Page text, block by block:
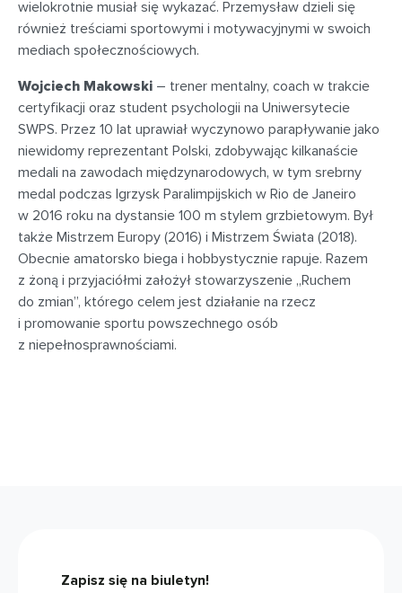
wielokrotnie musiał się wykazać. Przemysław dzieli się
również treściami sportowymi i motywacyjnymi w swoich
mediach społecznościowych.
Wojciech Makowski – trener mentalny, coach w trakcie
certyfikacji oraz student psychologii na Uniwersytecie
SWPS. Przez 10 lat uprawiał wyczynowo parapływanie jako
niewidomy reprezentant Polski, zdobywając kilkanaście
medali na zawodach międzynarodowych, w tym srebrny
medal podczas Igrzysk Paralimpijskich w Rio de Janeiro
w 2016 roku na dystansie 100 m stylem grzbietowym. Był
także Mistrzem Europy (2016) i Mistrzem Świata (2018).
Obecnie amatorsko biega i hobbystycznie rapuje. Razem
z żoną i przyjaciółmi założył stowarzyszenie „Ruchem
do zmian”, którego celem jest działanie na rzecz
i promowanie sportu powszechnego osób
z niepełnosprawnościami.
Zapisz się na biuletyn!